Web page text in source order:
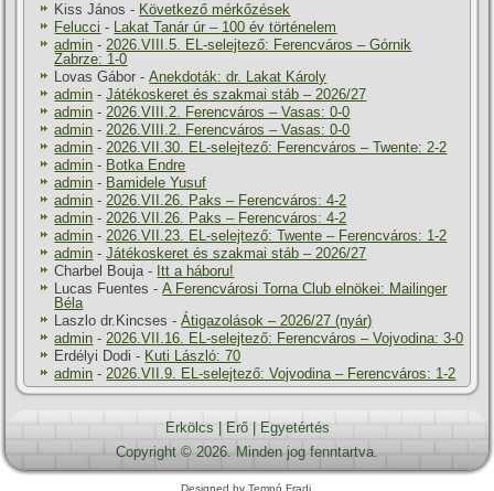
Kiss János - Következő mérkőzések
Felucci - Lakat Tanár úr – 100 év történelem
admin -2026.VIII.5. EL-selejtező: Ferencváros – Górnik
Zabrze: 1-0
Lovas Gábor -Anekdoták: dr. Lakat Károly
admin -Játékoskeret és szakmai stáb – 2026/27
admin -2026.VIII.2. Ferencváros – Vasas: 0-0
admin -2026.VIII.2. Ferencváros – Vasas: 0-0
admin -2026.VII.30. EL-selejtező: Ferencváros – Twente: 2-2
admin - Botka Endre
admin - Bamidele Yusuf
admin -2026.VII.26. Paks – Ferencváros: 4-2
admin -2026.VII.26. Paks – Ferencváros: 4-2
admin -2026.VII.23. EL-selejtező: Twente – Ferencváros: 1-2
admin -Játékoskeret és szakmai stáb – 2026/27
Charbel Bouja- Itt a háboru!
Lucas Fuentes -A Ferencvárosi Torna Club elnökei: Mailinger
Béla
Laszlo dr.Kincses -Átigazolások – 2026/27 (nyár)
admin -2026.VII.16. EL-selejtező: Ferencváros – Vojvodina: 3-0
Erdélyi Dodi - Kuti László: 70
admin -2026.VII.9. EL-selejtező: Vojvodina – Ferencváros: 1-2
Erkölcs | Erő| Egyetértés
Copyright © 2026. Minden jog fenntartva.
Designed by Tempó Fradi.